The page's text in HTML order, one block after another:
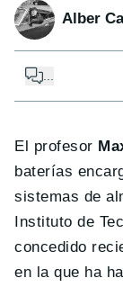
Alber
El profesor
baterías
sistemas de
Instituto de
concedido
en la que ha